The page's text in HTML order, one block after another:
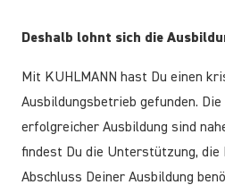
Deshalb lohnt sich die
Mit KUHLMANN hast Du einen
Ausbildungsbetrieb gefunden. Die
erfolgreicher Ausbildung sind
findest Du die Unterstützung, die
Abschluss Deiner Ausbildung